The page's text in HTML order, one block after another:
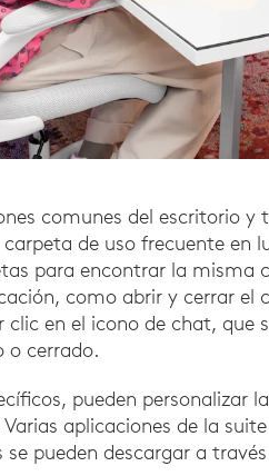
comunes del escritorio
de uso frecuente en
para encontrar la misma
como abrir y cerrar
clic en el icono de chat,
o cerrado.
pueden personalizar
aplicaciones de la
pueden descargar a